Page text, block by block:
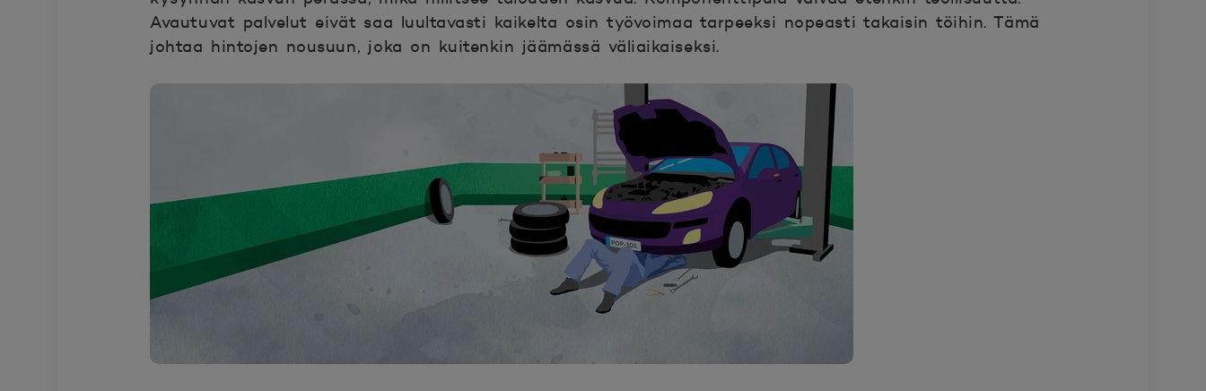
Avautuvat palvelut eivät saa luultavasti kaikelta osin työvoimaa tarpeeksi nopeasti takaisin töihin. Tämä
johtaa hintojen nousuun, joka on kuitenkin jäämässä väliaikaiseksi.